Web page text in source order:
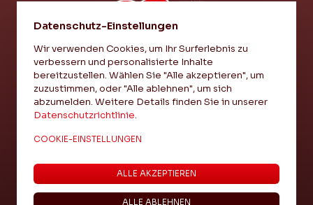
EI VEREIN - EI LIEBI - EI EINHEIT
IMPRESSUM
Datenschutz-Einstellungen
Wir verwenden Cookies, um Ihr Surferlebnis zu
verbessern und personalisierte Inhalte
bereitzustellen. Wählen Sie "Alle akzeptieren", um
zuzustimmen, oder "Alle ablehnen", um sich
abzumelden. Weitere Details finden Sie in unserer
Datenschutzrichtlinie.
COOKIE-EINSTELLUNGEN
ALLE AKZEPTIEREN
ALLE ABLEHNEN